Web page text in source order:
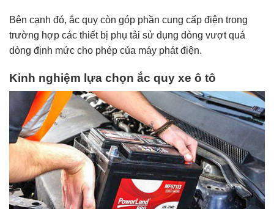
Bên cạnh đó, ắc quy còn góp phần cung cấp điện trong
trường hợp các thiết bị phụ tải sử dụng dòng vượt quá
dòng định mức cho phép của máy phát điện.
Kinh nghiệm lựa chọn ắc quy xe ô tô